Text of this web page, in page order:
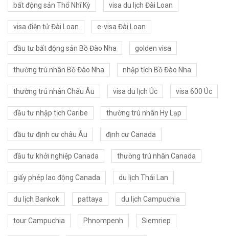
bất động sản Thổ Nhĩ Kỳ visa du lịch Đài Loan
visa điện tử Đài Loan e-visa Đài Loan
đầu tư bất động sản Bồ Đào Nha golden visa
thường trú nhân Bồ Đào Nha nhập tịch Bồ Đào Nha
thường trú nhân Châu Âu visa du lịch Úc visa 600 Úc
đầu tư nhập tịch Caribe thường trú nhân Hy Lạp
đầu tư định cư châu Âu định cư Canada
đầu tư khởi nghiệp Canada thường trú nhân Canada
giấy phép lao động Canada du lịch Thái Lan
du lịch Bankok pattaya du lịch Campuchia
tour Campuchia Phnompenh Siemriep